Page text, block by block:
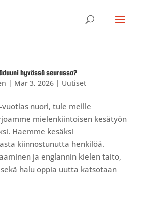
hyvässä seurassa?
| Mar 3, 2026| Uutiset
vuotias nuori, tule meille
mielenkiintoisen kesätyön
Haemme kesäksi
kiinnostunutta henkilöä.
ja englannin kielen taito,
halu oppia uutta katsotaan